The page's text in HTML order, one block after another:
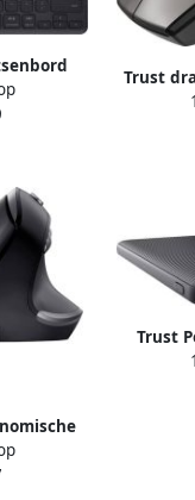
+
Belgisch
Trust
Trust